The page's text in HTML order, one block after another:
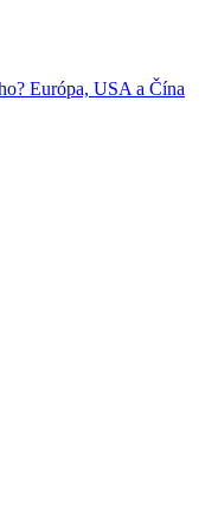
Európa, USA a Čína